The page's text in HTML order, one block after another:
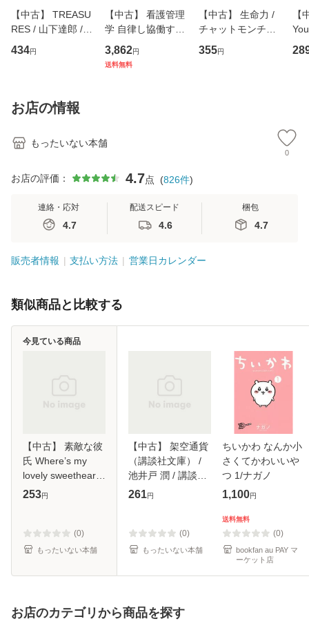
【中古】 TREASU
RES / 山下達郎 /
イーストウエス
ト・ジャパン [CD]
434円
【中古】 看護管理
学 自律し協働する
専門職の看護マネ
ジメントスキル 改
3,862円
送料無料
【中古】 生命力 /
チャットモンチー /
キューンレコード
[CD]【メール便送
355円
【
のが
お店の情報
もったいない本舗
0
お店の評価： 4.7点 (826件)
連絡・応対
4.7
配送スピード
4.6
梱包
4.7
販売者情報 支払い方法 営業日カレンダー
類似商品と比較する
【中古】 素敵な彼
氏 Where’s my
lovely sweetheart?
10 (マーガレット
ック]【メール便送
料無料
253円
(0)
もったいない本舗
今見ている商品
【中古】 架空通貨
（講談社文庫） /
池井戸 潤 / 講談社
[文庫]【メール便送
261円
(0)
もったいない本舗
ちいかわ なんか小
さくてかわいいや
つ 1/ナガノ
1,100円
送料無料
(0)
bookfan au PAY マ
ーケット店
お店のカテゴリから商品を探す